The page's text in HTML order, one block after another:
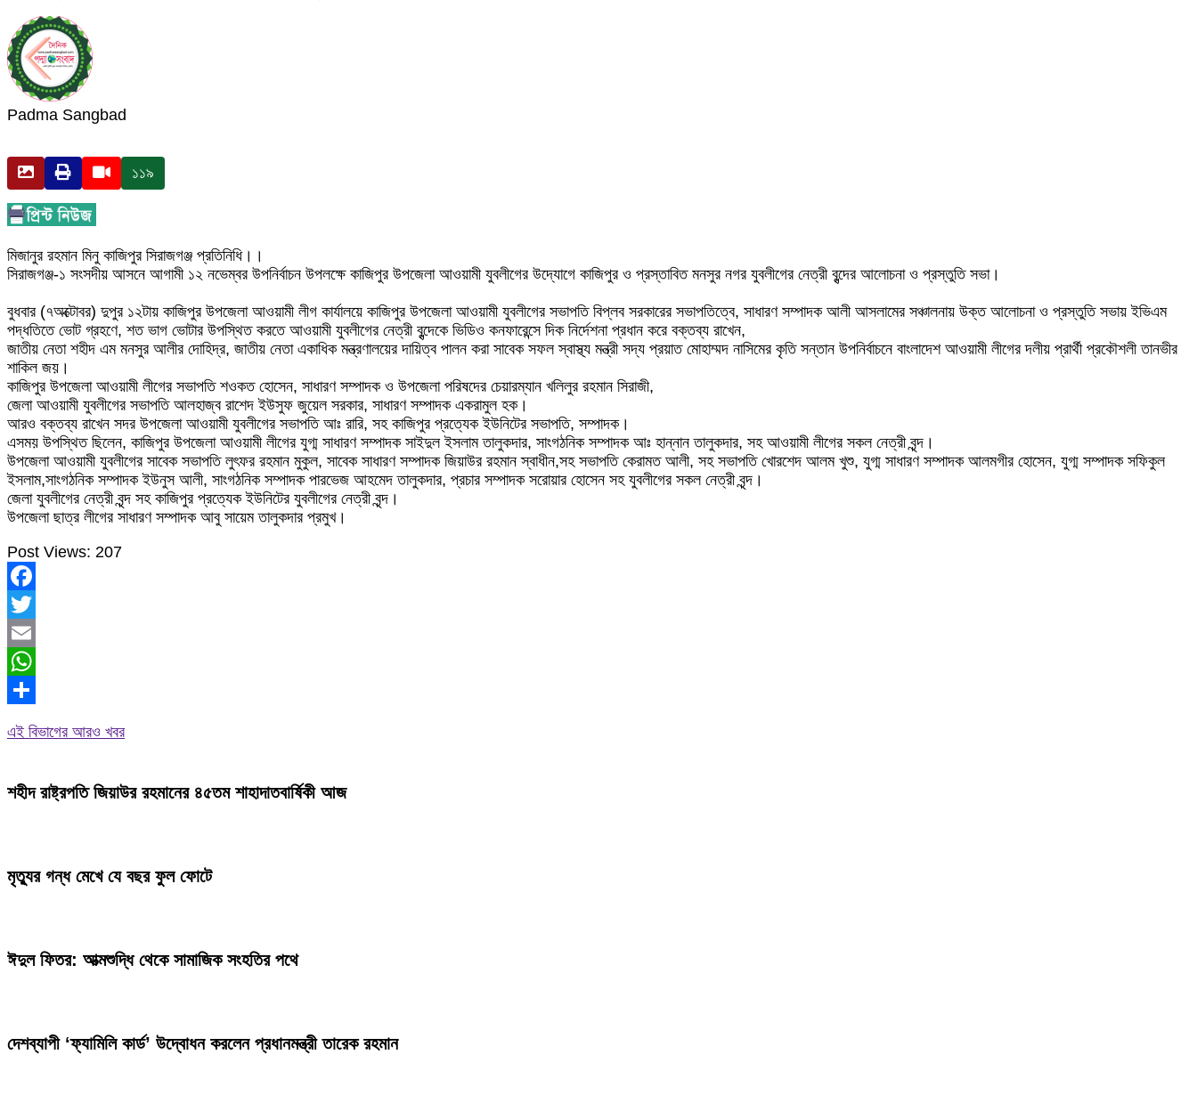
Padma Sangbad
১১৯
মিজানুর রহমান মিনু কাজিপুর সিরাজগঞ্জ প্রতিনিধি।।
সিরাজগঞ্জ-১ সংসদীয় আসনে আগামী ১২ নভেম্বর উপনির্বাচন উপলক্ষে কাজিপুর উপজেলা আওয়ামী যুবলীগের উদ্যোগে কাজিপুর ও প্রস্তাবিত মনসুর নগর যুবলীগের নেত্রী বৃন্দের আলোচনা ও প্রস্তুতি সভা।
বুধবার (৭অক্টোবর) দুপুর ১২টায় কাজিপুর উপজেলা আওয়ামী লীগ কার্যালয়ে কাজিপুর উপজেলা আওয়ামী যুবলীগের সভাপতি বিপ্লব সরকারের সভাপতিত্বে, সাধারণ সম্পাদক আলী আসলামের সঞ্চালনায় উক্ত আলোচনা ও প্রস্তুতি সভায় ইভিএম
পদ্ধতিতে ভোট গ্রহণে, শত ভাগ ভোটার উপস্থিত করতে আওয়ামী যুবলীগের নেত্রী বৃন্দেকে ভিডিও কনফারেন্সে দিক নির্দেশনা প্রধান করে বক্তব্য রাখেন,
জাতীয় নেতা শহীদ এম মনসুর আলীর দোহিদ্র, জাতীয় নেতা একাধিক মন্ত্রণালয়ের দায়িত্ব পালন করা সাবেক সফল স্বাস্থ্য মন্ত্রী সদ্য প্রয়াত মোহাম্মদ নাসিমের কৃতি সন্তান উপনির্বাচনে বাংলাদেশ আওয়ামী লীগের দলীয় প্রার্থী প্রকৌশলী তানভীর
শাকিল জয়।
কাজিপুর উপজেলা আওয়ামী লীগের সভাপতি শওকত হোসেন, সাধারণ সম্পাদক ও উপজেলা পরিষদের চেয়ারম্যান খলিলুর রহমান সিরাজী,
জেলা আওয়ামী যুবলীগের সভাপতি আলহাজ্ব রাশেদ ইউসুফ জুয়েল সরকার, সাধারণ সম্পাদক একরামুল হক।
আরও বক্তব্য রাখেন সদর উপজেলা আওয়ামী যুবলীগের সভাপতি আঃ রারি, সহ কাজিপুর প্রত্যেক ইউনিটের সভাপতি, সম্পাদক।
এসময় উপস্থিত ছিলেন, কাজিপুর উপজেলা আওয়ামী লীগের যুগ্ম সাধারণ সম্পাদক সাইদুল ইসলাম তালুকদার, সাংগঠনিক সম্পাদক আঃ হান্নান তালুকদার, সহ আওয়ামী লীগের সকল নেত্রী বৃন্দ।
উপজেলা আওয়ামী যুবলীগের সাবেক সভাপতি লুৎফর রহমান মুকুল, সাবেক সাধারণ সম্পাদক জিয়াউর রহমান স্বাধীন,সহ সভাপতি কেরামত আলী, সহ সভাপতি খোরশেদ আলম খুশু, যুগ্ম সাধারণ সম্পাদক আলমগীর হোসেন, যুগ্ম সম্পাদক সফিকুল
ইসলাম,সাংগঠনিক সম্পাদক ইউনুস আলী, সাংগঠনিক সম্পাদক পারভেজ আহমেদ তালুকদার, প্রচার সম্পাদক সরোয়ার হোসেন সহ যুবলীগের সকল নেত্রী বৃন্দ।
জেলা যুবলীগের নেত্রী বৃন্দ সহ কাজিপুর প্রত্যেক ইউনিটের যুবলীগের নেত্রী বৃন্দ।
উপজেলা ছাত্র লীগের সাধারণ সম্পাদক আবু সায়েম তালুকদার প্রমুখ।
Post Views: 207
Facebook
Twitter
Email
WhatsApp
এই বিভাগের আরও খবর
শহীদ রাষ্ট্রপতি জিয়াউর রহমানের ৪৫তম শাহাদাতবার্ষিকী আজ
মৃত্যুর গন্ধ মেখে যে বছর ফুল ফোটে
ঈদুল ফিতর: আত্মশুদ্ধি থেকে সামাজিক সংহতির পথে
দেশব্যাপী ‘ফ্যামিলি কার্ড’ উদ্বোধন করলেন প্রধানমন্ত্রী তারেক রহমান